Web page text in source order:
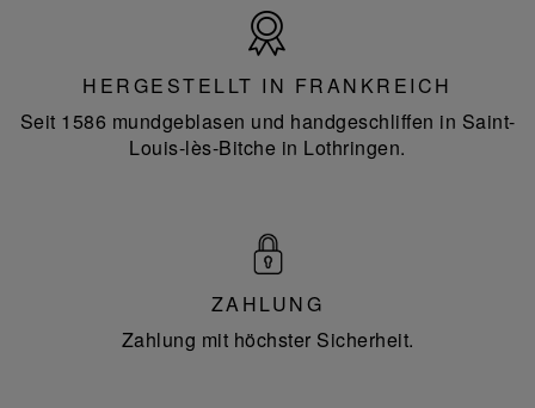
Frankreich
HERGESTELLT IN FRANKREICH
Seit 1586 mundgeblasen und handgeschliffen in Saint-
Louis-lès-Bitche in Lothringen.
ZAHLUNG
Zahlung mit höchster Sicherheit.